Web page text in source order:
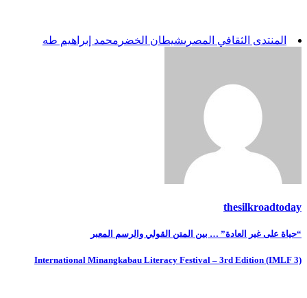
المنتدى الثقافي المصريشيطان الخضر محمد إبراهيم طه
thesilkroadtoday
تصفّح
المقالات
“حياة على غير العادة” … بين المتن القولي والرسم المعبر
International Minangkabau Literacy Festival – 3rd Edition (IMLF 3)